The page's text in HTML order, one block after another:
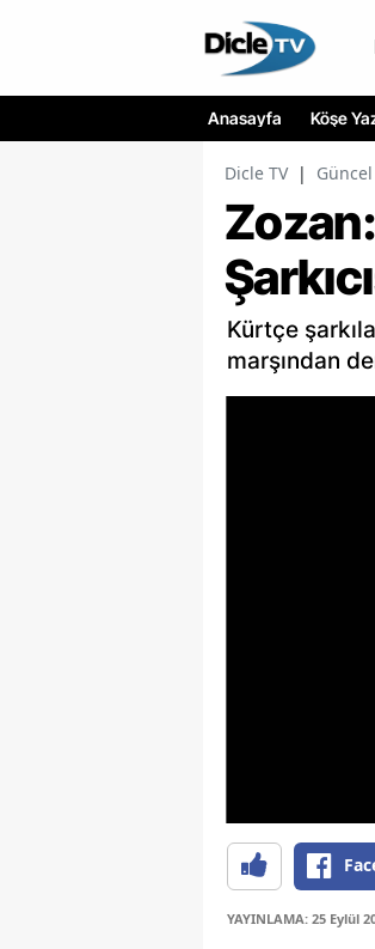
Anasayfa Köşe
Dicle TV | Güncel
Kürtçe
marşından
YAYINLAMA: 25 Eylül